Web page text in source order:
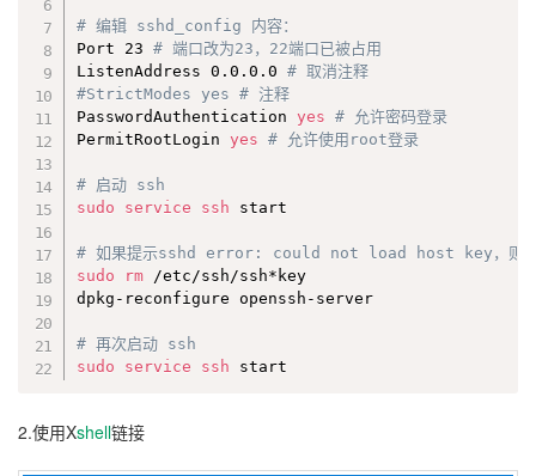
# 编辑 sshd_config 内容：
Port 23 # 端口改为23，22端口已被占用
ListenAddress 0.0.0.0 # 取消注释
#StrictModes yes # 注释
PasswordAuthentication yes
# 允许密码登录
PermitRootLogin yes # 允许使用root登录
# 启动 ssh
sudo
service ssh start
# 如果提示sshd error: could not load host key，则用
sudo
rm /etc/ssh/ssh*key
dpkg-reconfigure openssh-server
# 再次启动 ssh
sudo
service ssh start
2.使用Xshell链接